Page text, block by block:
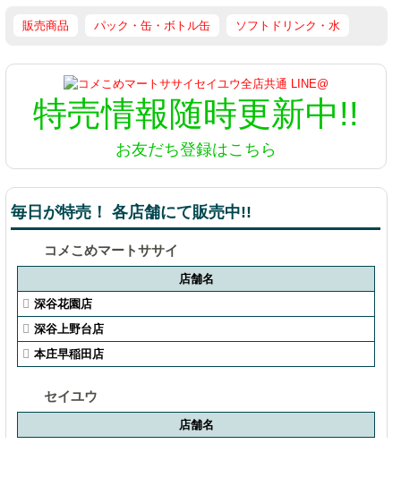
販売商品 パック・缶・ボトル缶 ソフトドリンク・水
特売情報随時更新中!!
お友だち登録はこちら
毎日が特売！ 各店舗にて販売中!!
コメこめマートササイ
店舗名
深谷花園店
深谷上野台店
本庄早稲田店
セイユウ
店舗名